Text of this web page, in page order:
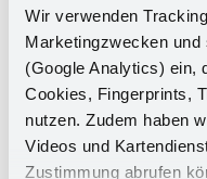
Wir verwenden
Marketingzwecken
(Google Analytics) ein,
Cookies, Fingerprints,
nutzen. Zudem haben
Videos und
Zustimmung abrufen
4013
VAT number:
Sales tax identification
number pursuant to §
of the German Sales Tax